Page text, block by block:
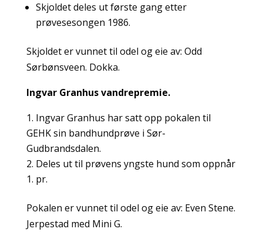
Skjoldet deles ut første gang etter
prøvesesongen 1986.
Skjoldet er vunnet til odel og eie av: Odd
Sørbønsveen. Dokka.
Ingvar Granhus vandrepremie.
Ingvar Granhus har satt opp pokalen til
GEHK sin bandhundprøve i Sør-
Gudbrandsdalen.
Deles ut til prøvens yngste hund som oppnår
1. pr.
Pokalen er vunnet til odel og eie av: Even Stene.
Jerpestad med Mini G.